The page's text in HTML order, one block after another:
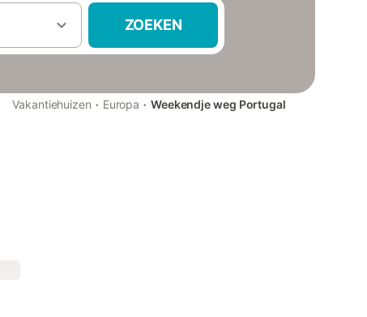
ZOEKEN
Vakantiehuizen · Europa · Weekendje weg Portugal